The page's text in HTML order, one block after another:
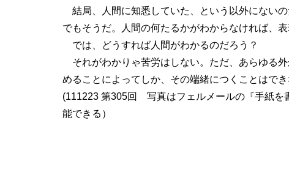
結局、人間に知悉していた、という以外にない
でもそうだ。人間の何たるかがわからなければ、表
では、どうすれば人間がわかるのだろう？
それがわかりゃ苦労はしない。ただ、あらゆる
めることによってしか、その端緒につくことはで
(111223 第305回 写真はフェルメールの『手紙を
能できる）